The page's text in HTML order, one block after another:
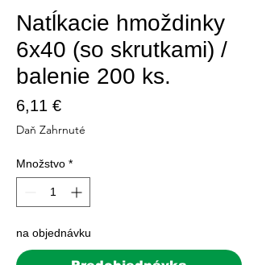
Natĺkacie hmoždinky
6x40 (so skrutkami) /
balenie 200 ks.
6,11 €Price
Daň Zahrnuté
Množstvo *
na objednávku